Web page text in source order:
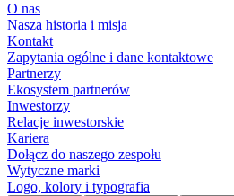
O nas
Nasza historia i misja
Kontakt
Zapytania ogólne i dane kontaktowe
Partnerzy
Ekosystem partnerów
Inwestorzy
Relacje inwestorskie
Kariera
Dołącz do naszego zespołu
Wytyczne marki
Logo, kolory i typografia